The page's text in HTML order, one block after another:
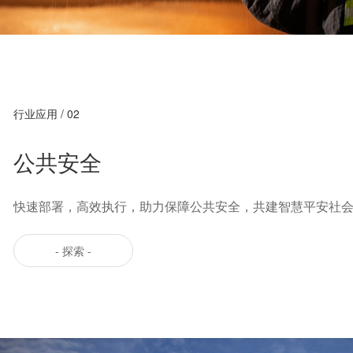
行业应用 / 02
公共安全
快速部署，高效执行，助力保障公共安全，共建智慧平安社
- 探索 -